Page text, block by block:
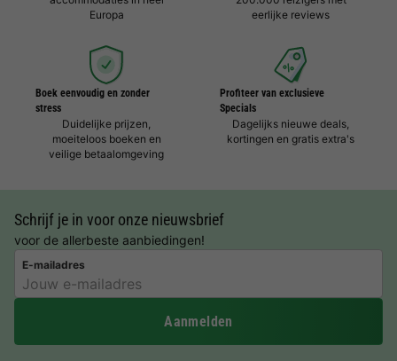
Europa
eerlijke reviews
Boek eenvoudig en zonder
stress
Duidelijke prijzen,
moeiteloos boeken en
veilige betaalomgeving
Profiteer van exclusieve
Specials
Dagelijks nieuwe deals,
kortingen en gratis extra's
Schrijf je in voor onze nieuwsbrief
voor de allerbeste aanbiedingen!
E-mailadres
Aanmelden